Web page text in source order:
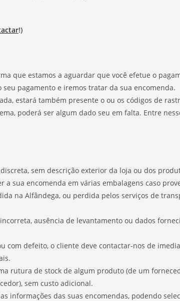
!)
que estamos a aguardar que você efetue o
seu pagamento e iremos tratar da sua encomenda.
estará também presente o ou os códigos de
poderá ser algum dado seu em falta. Entre
sem descrição exterior da loja ou dos
a sua encomenda em várias embalagens caso
na Alfândega, ou perdida pelos serviços de
ausência de levantamento ou dados
com defeito, o cliente deve contactar-nos de
rutura de stock de algum produto (de um
sem custo adicional.
informações das suas encomendas, podendo